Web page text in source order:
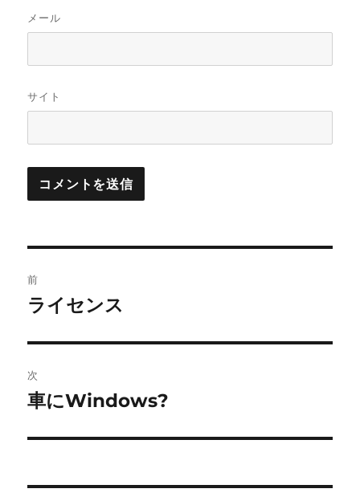
メール
サイト
稿
ビ
ゲ
ー
前
前
投
稿:
ライセンス
次
次
投
車にWindows?